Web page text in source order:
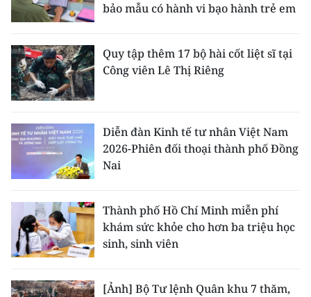
Media Y tế
Media Khoa học - Công nghệ
Media Môi trường
Infographic
TIN MỚI
TIN ĐỊA PHƯƠNG
Trung du và miền núi phía Bắc
Đồng bằng sông Hồng
bảo mẫu có hành vi bạo hành trẻ em
Quy tập thêm 17 bộ hài cốt liệt sĩ tại
Công viên Lê Thị Riêng
Diễn đàn Kinh tế tư nhân Việt Nam
2026-Phiên đối thoại thành phố Đồng
Nai
Thành phố Hồ Chí Minh miễn phí
khám sức khỏe cho hơn ba triệu học
sinh, sinh viên
[Ảnh] Bộ Tư lệnh Quân khu 7 thăm,